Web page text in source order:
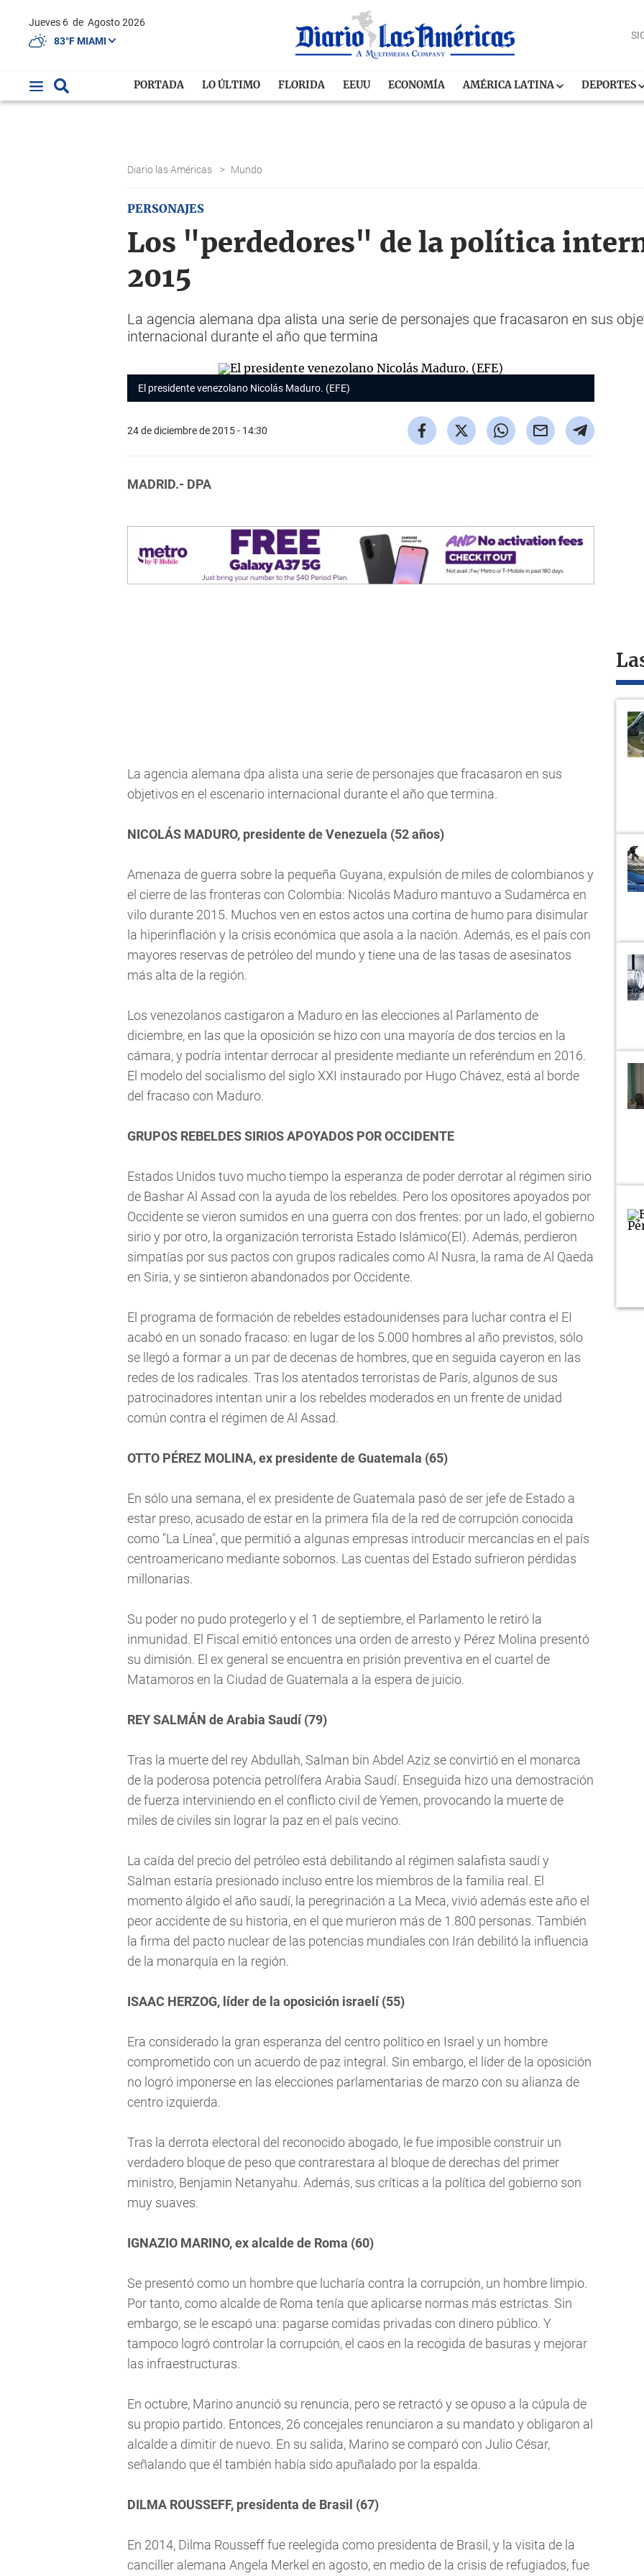
Jueves 6 de Agosto 2026
83°F MIAMI
PORTADA LO ÚLTIMO FLORIDA EEUU ECONOMÍA AMÉRICA LATINA DEPORTES
Diario las Américas > Mundo
PERSONAJES
Los "perdedores" de la política
2015
La agencia alemana dpa alista una serie de personajes que fracasaron en sus
internacional durante el año que termina
El presidente venezolano Nicolás Maduro. (EFE)
24 de diciembre de 2015 - 14:30
MADRID.- DPA
La agencia alemana dpa alista una serie de personajes que fracasaron en sus
objetivos en el escenario internacional durante el año que termina.
NICOLÁS MADURO, presidente de Venezuela (52 años)
Amenaza de guerra sobre la pequeña Guyana, expulsión de miles de colombianos y
el cierre de las fronteras con Colombia: Nicolás Maduro mantuvo a Sudamérca en
vilo durante 2015. Muchos ven en estos actos una cortina de humo para disimular
la hiperinflación y la crisis económica que asola a la nación. Además, es el país con
mayores reservas de petróleo del mundo y tiene una de las tasas de asesinatos
más alta de la región.
Los venezolanos castigaron a Maduro en las elecciones al Parlamento de
diciembre, en las que la oposición se hizo con una mayoría de dos tercios en la
cámara, y podría intentar derrocar al presidente mediante un referéndum en 2016.
El modelo del socialismo del siglo XXI instaurado por Hugo Chávez, está al borde
del fracaso con Maduro.
GRUPOS REBELDES SIRIOS APOYADOS POR OCCIDENTE
Estados Unidos tuvo mucho tiempo la esperanza de poder derrotar al régimen sirio
de Bashar Al Assad con la ayuda de los rebeldes. Pero los opositores apoyados por
Occidente se vieron sumidos en una guerra con dos frentes: por un lado, el gobierno
sirio y por otro, la organización terrorista Estado Islámico(EI). Además, perdieron
simpatías por sus pactos con grupos radicales como Al Nusra, la rama de Al Qaeda
en Siria, y se sintieron abandonados por Occidente.
El programa de formación de rebeldes estadounidenses para luchar contra el EI
acabó en un sonado fracaso: en lugar de los 5.000 hombres al año previstos, sólo
se llegó a formar a un par de decenas de hombres, que en seguida cayeron en las
redes de los radicales. Tras los atentados terroristas de París, algunos de sus
patrocinadores intentan unir a los rebeldes moderados en un frente de unidad
común contra el régimen de Al Assad.
OTTO PÉREZ MOLINA, ex presidente de Guatemala (65)
En sólo una semana, el ex presidente de Guatemala pasó de ser jefe de Estado a
estar preso, acusado de estar en la primera fila de la red de corrupción conocida
como "La Línea", que permitió a algunas empresas introducir mercancías en el país
centroamericano mediante sobornos. Las cuentas del Estado sufrieron pérdidas
millonarias.
Su poder no pudo protegerlo y el 1 de septiembre, el Parlamento le retiró la
inmunidad. El Fiscal emitió entonces una orden de arresto y Pérez Molina presentó
su dimisión. El ex general se encuentra en prisión preventiva en el cuartel de
Matamoros en la Ciudad de Guatemala a la espera de juicio.
REY SALMÁN de Arabia Saudí (79)
Tras la muerte del rey Abdullah, Salman bin Abdel Aziz se convirtió en el monarca
de la poderosa potencia petrolífera Arabia Saudí. Enseguida hizo una demostración
de fuerza interviniendo en el conflicto civil de Yemen, provocando la muerte de
miles de civiles sin lograr la paz en el país vecino.
La caída del precio del petróleo está debilitando al régimen salafista saudí y
Salman estaría presionado incluso entre los miembros de la familia real. El
momento álgido el año saudí, la peregrinación a La Meca, vivió además este año el
peor accidente de su historia, en el que murieron más de 1.800 personas. También
la firma del pacto nuclear de las potencias mundiales con Irán debilitó la influencia
de la monarquía en la región.
ISAAC HERZOG, líder de la oposición israelí (55)
Era considerado la gran esperanza del centro político en Israel y un hombre
comprometido con un acuerdo de paz integral. Sin embargo, el líder de la oposición
no logró imponerse en las elecciones parlamentarias de marzo con su alianza de
centro izquierda.
Tras la derrota electoral del reconocido abogado, le fue imposible construir un
verdadero bloque de peso que contrarestara al bloque de derechas del primer
ministro, Benjamin Netanyahu. Además, sus críticas a la política del gobierno son
muy suaves.
IGNAZIO MARINO, ex alcalde de Roma (60)
Se presentó como un hombre que lucharía contra la corrupción, un hombre limpio.
Por tanto, como alcalde de Roma tenía que aplicarse normas más estrictas. Sin
embargo, se le escapó una: pagarse comidas privadas con dinero público. Y
tampoco logró controlar la corrupción, el caos en la recogida de basuras y mejorar
las infraestructuras.
En octubre, Marino anunció su renuncia, pero se retractó y se opuso a la cúpula de
su propio partido. Entonces, 26 concejales renunciaron a su mandato y obligaron al
alcalde a dimitir de nuevo. En su salida, Marino se comparó con Julio César,
señalando que él también había sido apuñalado por la espalda.
DILMA ROUSSEFF, presidenta de Brasil (67)
En 2014, Dilma Rousseff fue reelegida como presidenta de Brasil, y la visita de la
canciller alemana Angela Merkel en agosto, en medio de la crisis de refugiados, fue